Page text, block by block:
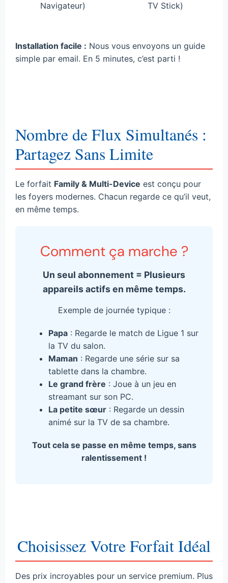
Navigateur)
TV Stick)
Installation facile : Nous vous envoyons un guide
simple par email. En 5 minutes, c’est parti !
Nombre de Flux Simultanés :
Partagez Sans Limite
Le forfait Family & Multi-Device est conçu pour
les foyers modernes. Chacun regarde ce qu’il veut,
en même temps.
Comment ça marche ?
Un seul abonnement = Plusieurs
appareils actifs en même temps.
Exemple de journée typique :
Papa : Regarde le match de Ligue 1 sur
la TV du salon.
Maman : Regarde une série sur sa
tablette dans la chambre.
Le grand frère : Joue à un jeu en
streamant sur son PC.
La petite sœur : Regarde un dessin
animé sur la TV de sa chambre.
Tout cela se passe en même temps, sans
ralentissement !
Choisissez Votre Forfait Idéal
Des prix incroyables pour un service premium. Plus